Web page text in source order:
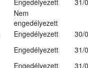
Engedélyezett
31/
Nem
engedélyezett
Engedélyezett
30/
Engedélyezett
31/
Engedélyezett
31/